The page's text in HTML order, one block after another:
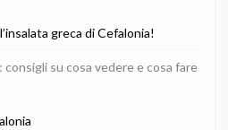
greca di Cefalonia!
consigli su cosa vedere e cosa fare